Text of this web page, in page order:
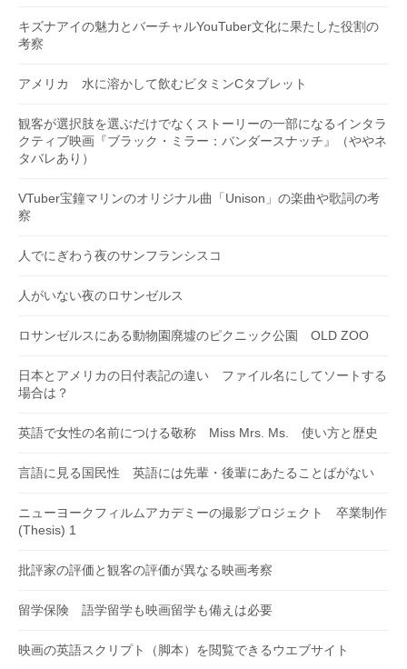
キズナアイの魅力とバーチャルYouTuber文化に果たした役割の
考察
アメリカ 水に溶かして飲むビタミンCタブレット
観客が選択肢を選ぶだけでなくストーリーの一部になるインタラ
クティブ映画『ブラック・ミラー：バンダースナッチ』（ややネ
タバレあり）
VTuber宝鐘マリンのオリジナル曲「Unison」の楽曲や歌詞の考
察
人でにぎわう夜のサンフランシスコ
人がいない夜のロサンゼルス
ロサンゼルスにある動物園廃墟のピクニック公園 OLD ZOO
日本とアメリカの日付表記の違い ファイル名にしてソートする
場合は？
英語で女性の名前につける敬称 Miss Mrs. Ms. 使い方と歴史
言語に見る国民性 英語には先輩・後輩にあたることばがない
ニューヨークフィルムアカデミーの撮影プロジェクト 卒業制作
(Thesis) 1
批評家の評価と観客の評価が異なる映画考察
留学保険 語学留学も映画留学も備えは必要
映画の英語スクリプト（脚本）を閲覧できるウエブサイト